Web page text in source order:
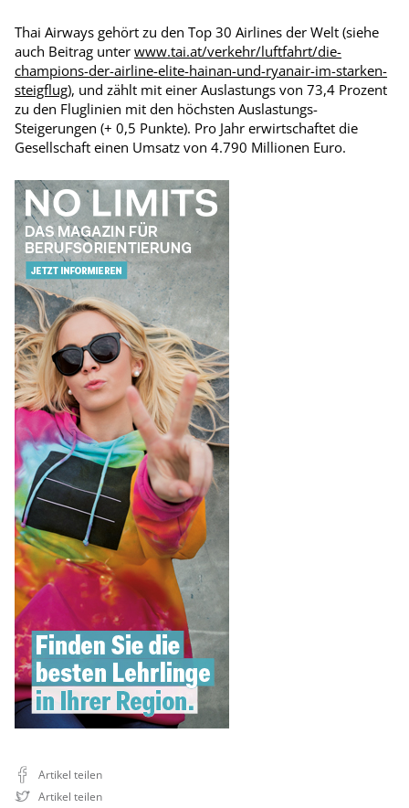
Thai Airways gehört zu den Top 30 Airlines der Welt (siehe
auch Beitrag unterwww.tai.at/verkehr/luftfahrt/die-
champions-der-airline-elite-hainan-und-ryanair-im-starken-
steigflug), und zählt mit einer Auslastungs von 73,4 Prozent
zu den Fluglinien mit den höchsten Auslastungs-
Steigerungen (+ 0,5 Punkte). Pro Jahr erwirtschaftet die
Gesellschaft einen Umsatz von 4.790 Millionen Euro.
Artikel teilen
Artikel teilen